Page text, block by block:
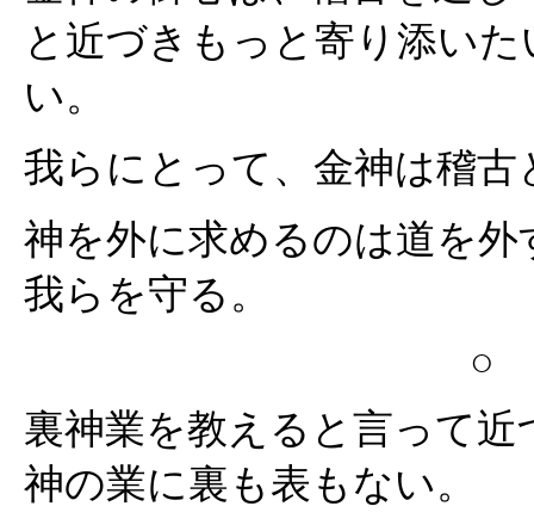
と近づきもっと寄り添い
い。
我らにとって、金神は稽
神を外に求めるのは道を
我らを守る。
○
裏神業を教えると言って近
神の業に裏も表もない。